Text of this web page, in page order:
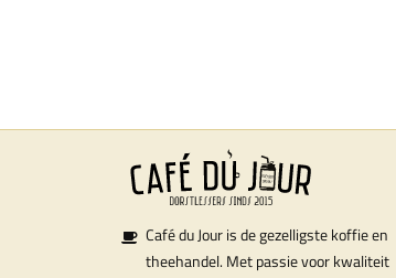
Café du Jour is de gezelligste koffie en
theehandel. Met passie voor kwaliteit